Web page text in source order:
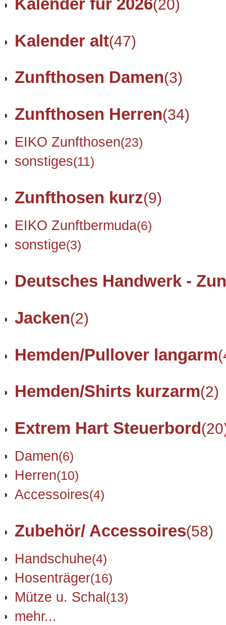
(20)
Kalender alt(47)
Zunfthosen Damen(3)
Zunfthosen Herren(34)
EIKO Zunfthosen(23)
sonstiges(11)
Zunfthosen kurz(9)
EIKO Zunftbermuda(6)
sonstige(3)
Deutsches Handwerk -
Jacken(2)
Hemden/Pullover langarm
Hemden/Shirts kurzarm(2)
Extrem Hart Steuerbord
Damen(6)
Herren(10)
Accessoires(4)
Zubehör/ Accessoires(58)
Handschuhe(4)
Hosenträger(16)
Mütze u. Schal(13)
mehr...